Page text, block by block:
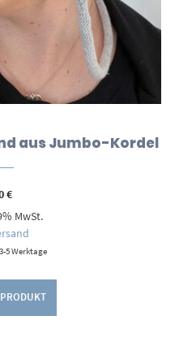
aus Jumbo-Kordel
€
MwSt.
5 Werktage